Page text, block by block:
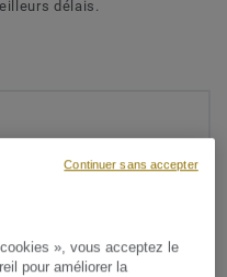
délais.
», vous acceptez le
pour améliorer la
Continuer sans accepter